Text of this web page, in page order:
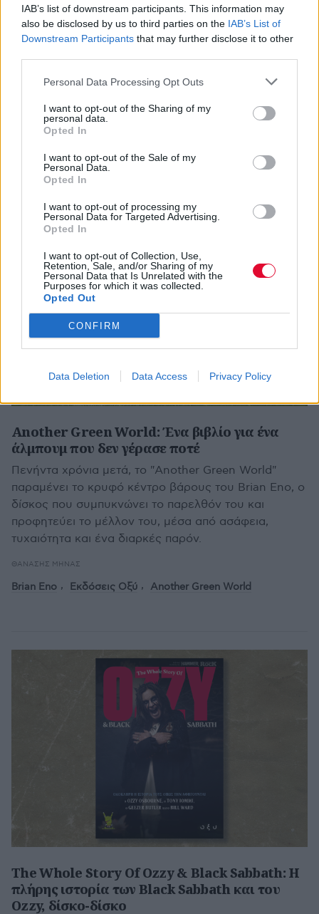
IAB’s list of downstream participants. This information may
also be disclosed by us to third parties on the IAB’s List of
Downstream Participants that may further disclose it to other
Personal Data Processing Opt Outs
I want to opt-out of the Sharing of my
personal data.
Opted In
I want to opt-out of the Sale of my
Personal Data.
Opted In
I want to opt-out of processing my
Personal Data for Targeted Advertising.
Opted In
I want to opt-out of Collection, Use,
Retention, Sale, and/or Sharing of my
Personal Data that Is Unrelated with the
Purposes for which it was collected.
Opted Out
CONFIRM
Data Deletion Data Access Privacy Policy
Μια τοιχογραφία στην Καλαμάτα, με τη Μαρία
Κάλλας να αιωρείται ανάμεσα σε πουλιά και χρώματα,
γίνεται παγκόσμιο σημείο αναφοράς και θυμίζει, με
τον πιο ηχηρό τρόπο, ότι η Τέχνη του Δρόμου έχει
μεγαλύτερη αλήθεια από πολλά καλοφωτισμένα
ΜΆΚΗΣ ΜΗΛΆΤΟΣ
Another Green World: Ένα βιβλίο για ένα
άλμπουμ που δεν γέρασε ποτέ
Πενήντα χρόνια μετά, το "Another Green World"
παραμένει το κρυφό κέντρο βάρους του Brian Eno, ο
δίσκος που συμπυκνώνει το παρελθόν του και
προφητεύει το μέλλον του, μέσα από ασάφεια,
τυχαιότητα και ένα διαρκές παρόν.
ΘΑΝΆΣΗΣ ΜΉΝΑΣ
Brian Eno Εκδόσεις Οξύ Another Green World
The Whole Story Of Ozzy & Black Sabbath: Η
πλήρης ιστορία των Black Sabbath και του
Ozzy, δίσκο-δίσκο